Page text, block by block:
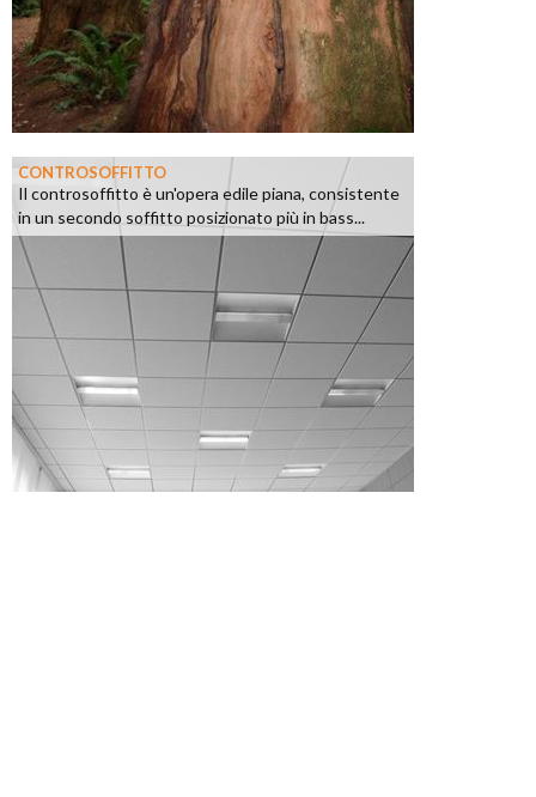
CONTROSOFFITTO
Il controsoffitto è un'opera edile piana, consistente
in un secondo soffitto posizionato più in bass...